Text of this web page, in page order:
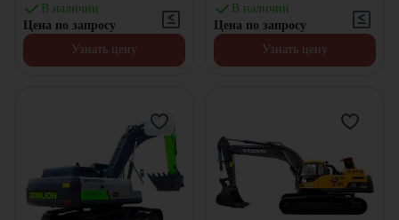
В наличии
Цена по запросу
Узнать цену
В наличии
Цена по запросу
Узнать цену